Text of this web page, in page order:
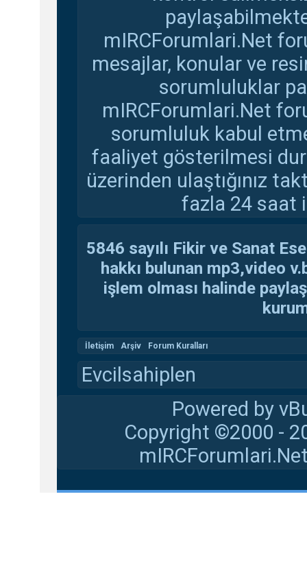
mIRCForumlari.Net
mesajlar, konular ve
sorumluluklar
mIRCForumlari.Net
sorumluluk kabul
faaliyet gösterilmesi
üzerinden ulaştığınız
fazla 24 saat
5846 sayılı Fikir ve Sanat
hakkı bulunan mp3,video
işlem olması halinde
İletişim Arşiv Forum Kuralları
Evcilsahiplen
Powered by
Copyright ©2000 -